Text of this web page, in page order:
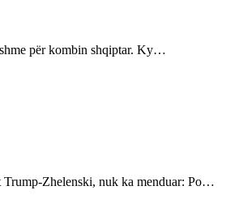
për kombin shqiptar. Ky…
Trump-Zhelenski, nuk ka menduar: Po…